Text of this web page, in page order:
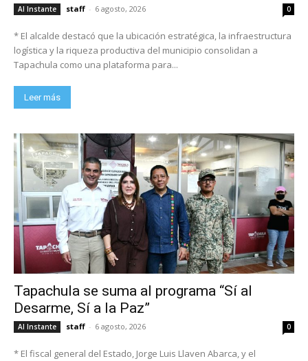
Al Instante staff - 6 agosto, 2026 0
* El alcalde destacó que la ubicación estratégica, la infraestructura
logística y la riqueza productiva del municipio consolidan a
Tapachula como una plataforma para...
Leer más
Tapachula se suma al programa “Sí al
Desarme, Sí a la Paz”
Al Instante staff - 6 agosto, 2026 0
* El fiscal general del Estado, Jorge Luis Llaven Abarca, y el